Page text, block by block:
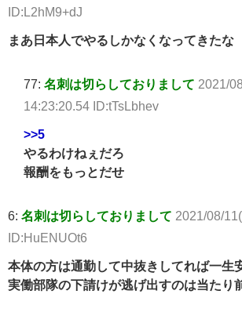
ID:L2hM9+dJ
まあ日本人でやるしかなくなってきたな
77: 名刺は切らしておりまして 2021/
14:23:20.54 ID:tTsLbhev
>>5
やるわけねぇだろ
報酬をもっとだせ
6: 名刺は切らしておりまして 2021/08/
ID:HuENUOt6
本体の方は通勤して中抜きしてれば一生
実働部隊の下請けが逃げ出すのは当たり